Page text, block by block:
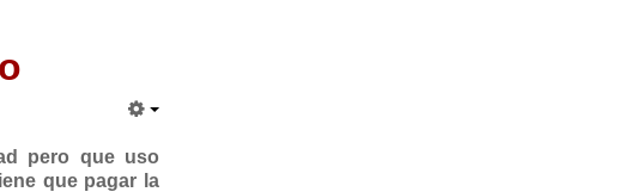
pero que uso
que pagar la